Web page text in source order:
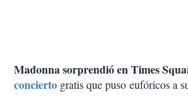
Madonna sorprendió en Times
concierto gratis que puso eufóricos a